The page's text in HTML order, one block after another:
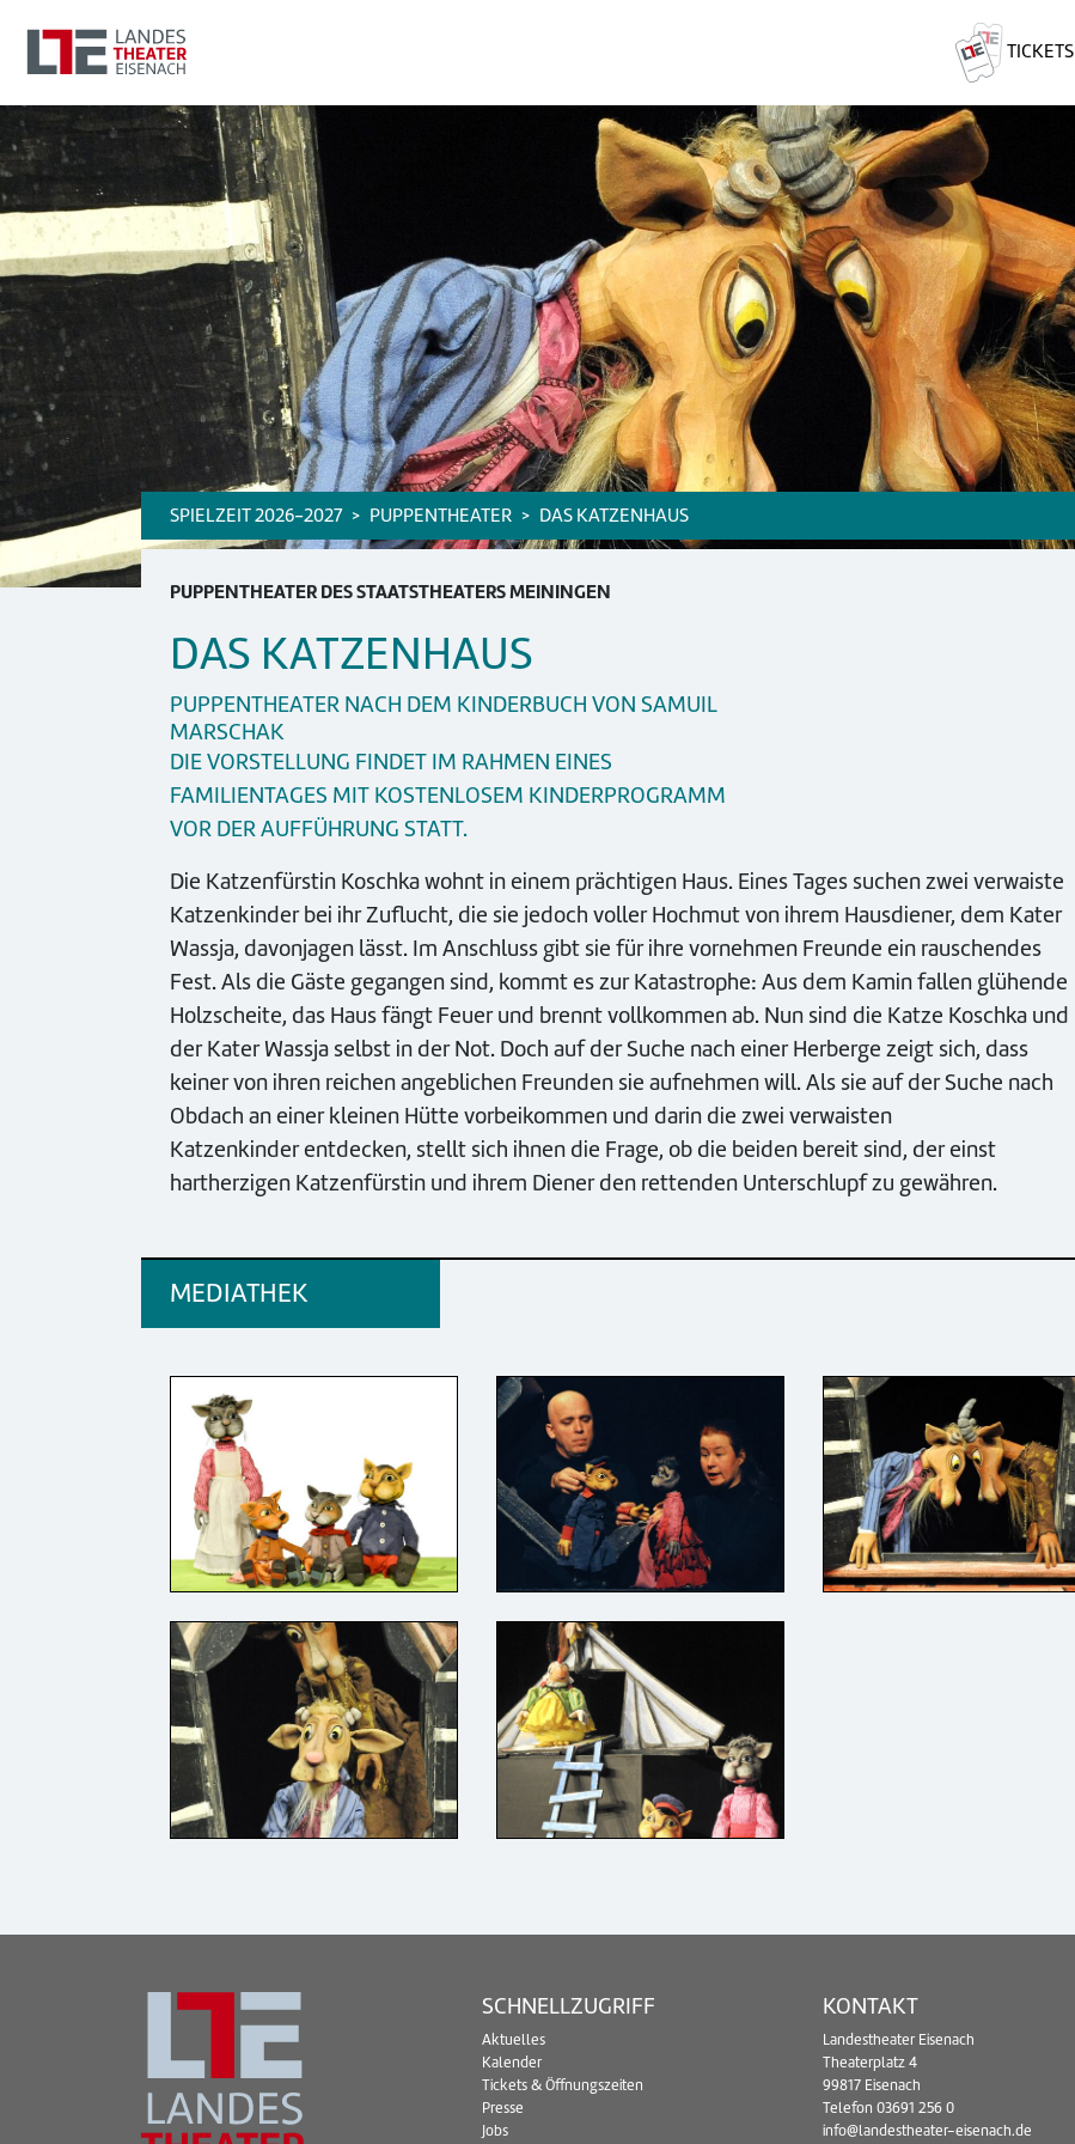
TICKETS
SPIELZEIT 2026-2027 PUPPENTHEATER DAS KATZENHAUS
PUPPENTHEATER DES STAATSTHEATERS MEININGEN
DAS KATZENHAUS
PUPPENTHEATER NACH DEM KINDERBUCH VON SAMUIL
MARSCHAK
DIE VORSTELLUNG FINDET IM RAHMEN EINES
FAMILIENTAGES MIT KOSTENLOSEM KINDERPROGRAMM
VOR DER AUFFÜHRUNG STATT.
Die Katzenfürstin Koschka wohnt in einem prächtigen Haus. Eines Tages suchen zwei verwaiste
Katzenkinder bei ihr Zuflucht, die sie jedoch voller Hochmut von ihrem Hausdiener, dem Kater
Wassja, davonjagen lässt. Im Anschluss gibt sie für ihre vornehmen Freunde ein rauschendes
Fest. Als die Gäste gegangen sind, kommt es zur Katastrophe: Aus dem Kamin fallen glühende
Holzscheite, das Haus fängt Feuer und brennt vollkommen ab. Nun sind die Katze Koschka und
der Kater Wassja selbst in der Not. Doch auf der Suche nach einer Herberge zeigt sich, dass
keiner von ihren reichen angeblichen Freunden sie aufnehmen will. Als sie auf der Suche nach
Obdach an einer kleinen Hütte vorbeikommen und darin die zwei verwaisten
Katzenkinder entdecken, stellt sich ihnen die Frage, ob die beiden bereit sind, der einst
hartherzigen Katzenfürstin und ihrem Diener den rettenden Unterschlupf zu gewähren.
MEDIATHEK
SCHNELLZUGRIFF
Aktuelles
Kalender
Tickets & Öffnungszeiten
Presse
Jobs
KONTAKT
Landestheater Eisenach
Theaterplatz 4
99817 Eisenach
Telefon 03691 256 0
info@landestheater-eisenach.de